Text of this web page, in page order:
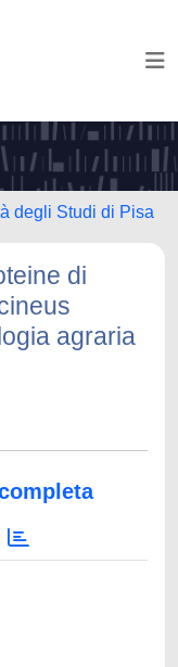
degli Studi di Pisa
di
agraria